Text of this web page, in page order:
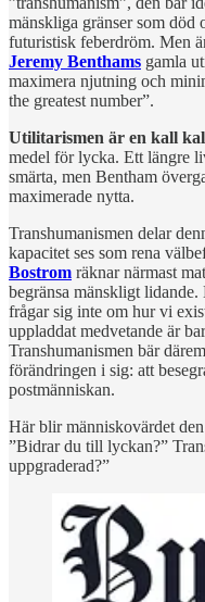
mänskliga gränser som död
futuristisk feberdröm. Men
Jeremy Benthams gamla
maximera njutning och
the greatest number”.
Utilitarismen är en kall
medel för lycka. Ett längre
smärta, men Bentham
maximerade nytta.
Transhumanismen delar
kapacitet ses som rena
Bostrom räknar närmast
begränsa mänskligt
frågar sig inte om hur vi
uppladdat medvetande är
Transhumanismen bär
förändringen i sig: att
postmänniskan.
Här blir människovärdet
”Bidrar du till lyckan?”
uppgraderad?”